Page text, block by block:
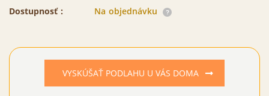
Dostupnosť : Na objednávku
VYSKÚŠAŤ PODLAHU U VÁS DOMA